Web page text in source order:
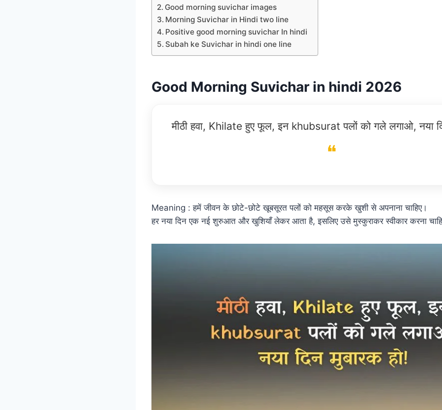
Good morning suvichar images
Morning Suvichar in Hindi two line
Positive good morning suvichar In hindi
Subah ke Suvichar in hindi one line
Good Morning Suvichar in hindi 2026
मीठी हवा, Khilate हुए फूल, इन khubsurat पलों को गले लगाओ, नया
Meaning : हमें जीवन के छोटे-छोटे खूबसूरत पलों को महसूस करके खुशी से अपनाना चाहिए।
हर नया दिन एक नई शुरुआत और खुशियाँ लेकर आता है, इसलिए उसे मुस्कुराकर स्वीकार करना